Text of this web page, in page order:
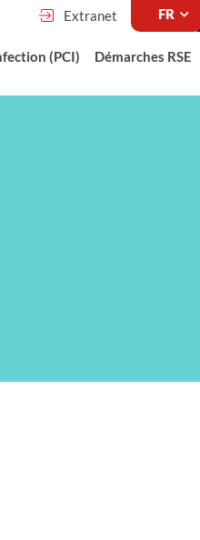
Extranet
(PCI) Démarches RSE